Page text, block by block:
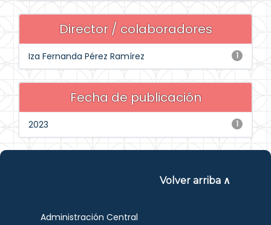
Director / colaboradores
1
Iza Fernanda Pérez Ramírez
Fecha de publicación
1
2023
Volver arriba ∧
Administración Central